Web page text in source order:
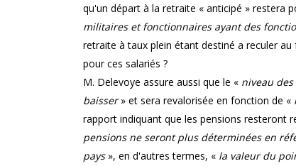
qu'un départ à la retraite « anticipé » restera
militaires et fonctionnaires ayant des
retraite à taux plein étant destiné a reculer
pour ces salariés ?
M. Delevoye assure aussi que le « niveau
baisser» et sera revalorisée en fonction de «
rapport indiquant que les pensions resteront
pensions ne seront plus déterminées en
pays », en d'autres termes, « la valeur du